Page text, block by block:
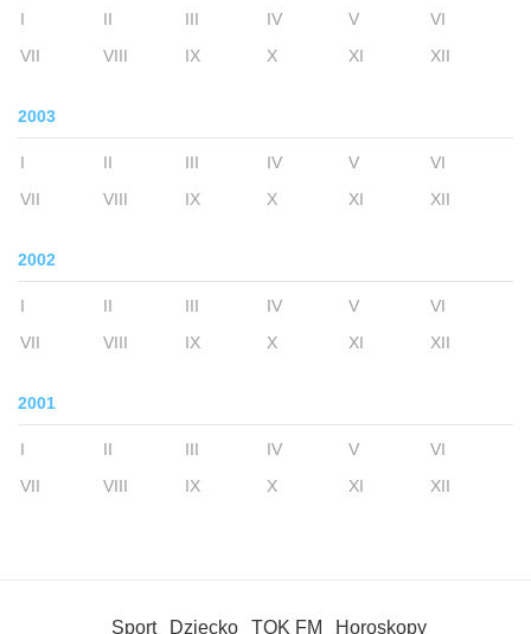
I II III IV V
VI
VII
VIII IX X XI XII
2003
I II III IV V
VI
VII
VIII IX X XI XII
2002
I II III IV V
VI
VII
VIII IX X XI XII
2001
I II III IV V
VI
VII
VIII IX X XI XII
Sport Dziecko TOK FM Horoskopy